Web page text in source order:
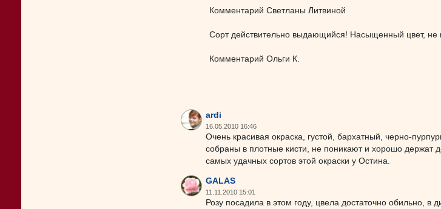
Комментарий Светланы Литвиной
Сорт действительно выдающийся! Насыщенный цвет, не
Комментарий Ольги К.
ardi
16.05.2010 16:46
Очень красивая окраска, густой, бархатный, черно-
собраны в плотные кисти, не поникают и хорошо держат
самых удачных сортов этой окраски у Остина.
GALAS
11.11.2010 15:01
Розу посадила в этом году, цвела достаточно обильно,